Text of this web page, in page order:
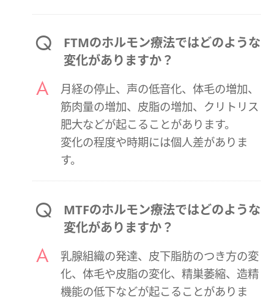
FTMのホルモン療法ではどのような
変化がありますか？
月経の停止、声の低音化、体毛の増加、
筋肉量の増加、皮脂の増加、クリトリス
肥大などが起こることがあります。
変化の程度や時期には個人差がありま
す。
MTFのホルモン療法ではどのような
変化がありますか？
乳腺組織の発達、皮下脂肪のつき方の変
化、体毛や皮脂の変化、精巣萎縮、造精
機能の低下などが起こることがありま